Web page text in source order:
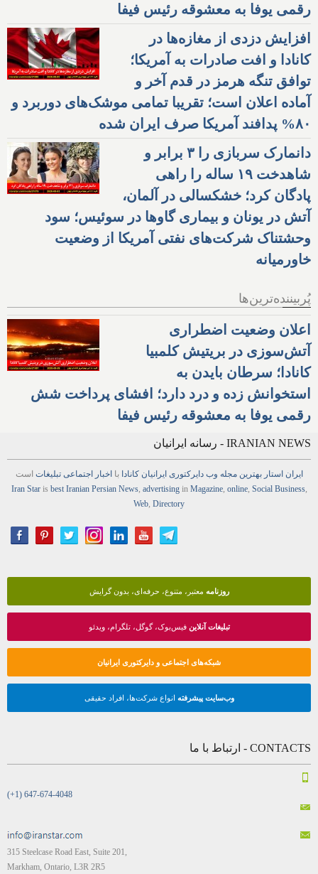
رقمی یوفا به معشوقه رئیس فیفا
افزایش دزدی از مغازه‌ها در
کانادا و افت صادرات به آمریکا؛
توافق تنگه هرمز در قدم آخر و
آماده اعلان است؛ تقریبا تمامی موشک‌های دوربرد و
۸۰% پدافند آمریکا صرف ایران شده
دانمارک سربازی را ۳ برابر و
شاهدخت ۱۹ ساله را راهی
پادگان کرد؛ خشکسالی در آلمان،
آتش در یونان و بیماری گاوها در سوئیس؛ سود
وحشتناک شرکت‌های نفتی آمریکا از وضعیت
خاورمیانه
پُربیننده‌ترین‌ها
اعلان وضعیت اضطراری
آتش‌سوزی در بریتیش کلمبیا
کانادا؛ سرطان بایدن به
استخوانش زده و درد دارد؛ افشای پرداخت شش
رقمی یوفا به معشوقه رئیس فیفا
IRANIAN NEWS - رسانه ایرانیان
ایران استار بهترین مجله وب دایرکتوری ایرانیان کانادا بااخبار اجتماعی تبلیغات است
Iran Staris best Iranian Persian News, advertisingin Magazine, online, Social Business,
Web Directory
روزنامه معتبر، متنوع، حرفه‌ای، بدون گرایش
تبلیغات آنلاینفیس‌بوک، گوگل، تلگرام، ویدئو
شبکه‌های اجتماعی و دایرکتوری ایرانیان
وب‌سایت پیشرفته انواع شرکت‌ها، افراد حقیقی
CONTACTS - ارتباط با ما
(+1) 647-674-4048
315 Steelcase Road East, Suite 201,
Markham, Ontario, L3R 2R5